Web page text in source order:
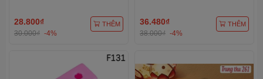
28.800₫
30.000₫ -4%
THÊM 36.480₫
38.000₫ -4%
THÊM